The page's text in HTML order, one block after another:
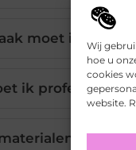
Wij
hoe u
cookies
website.
moet ik
ik